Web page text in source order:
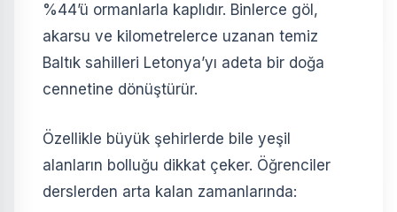
%44’ü ormanlarla kaplıdır. Binlerce göl,
akarsu ve kilometrelerce uzanan temiz
Baltık sahilleri Letonya’yı adeta bir doğa
cennetine dönüştürür.
Özellikle büyük şehirlerde bile yeşil
alanların bolluğu dikkat çeker. Öğrenciler
derslerden arta kalan zamanlarında: